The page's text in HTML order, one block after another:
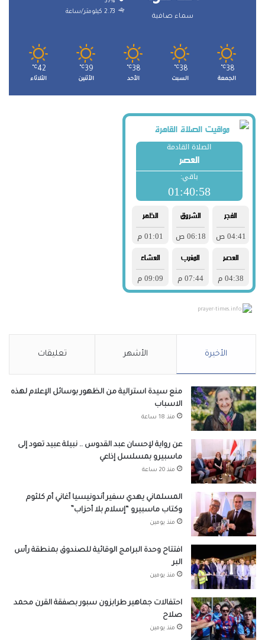
سماء صافية
2.73 كيلومتر/ساعة
38
℃
الجمعة
38
℃
السبت
38
℃
الأحد
39
℃
الأثنين
42
℃
الثلاثاء
prayer-times.info
الأخيرة الأشهر تعليقات
منع سيدة استرالية من الظهور بوسائل الإعلام لهذه
الاسباب
منذ 18 ساعة
عن رواية لإحسان عبد القدوس .. نبيلة عبيد تعود إلى
ماسبيرو بمسلسل إذاعي
منذ 20 ساعة
المسلماني يهدي سفير أندونيسيا أغاني أم كلثوم
وكتاب ماسبيرو “إسلام بلا أحزاب”
منذ يومين
افتتاح وحدة البرامج الوقائية للصندوق بمنطقة رأس
البر
منذ يومين
احتفالات جماهير طرابزون سبور بصفقة القرن محمد
صلاح
منذ يومين